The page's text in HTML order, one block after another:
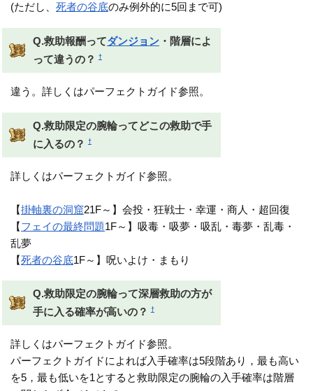
(ただし、死者の谷底のみ例外的に5回まで可)
Q.救助報酬ってダンジョン・階層によ
って違うの？
†
違う。詳しくはパーフェクトガイド参照。
Q.救助限定の腕輪ってどこの救助で手
に入るの？
†
詳しくはパーフェクトガイド参照。
【掛軸裏の洞窟21F～】会投・狂戦士・幸運・商人・超回復
【フェイの最終問題1F～】吸毒・吸夢・吸乱・毒夢・乱毒・
乱夢
【死者の谷底1F～】呪いよけ・まもり
Q.救助限定の腕輪って深層救助の方が
手に入る確率が高いの？
†
詳しくはパーフェクトガイド参照。
パーフェクトガイドによれば入手確率は5段階あり，最も高い
を5，最も低いを1とすると救助限定の腕輪の入手確率は階層